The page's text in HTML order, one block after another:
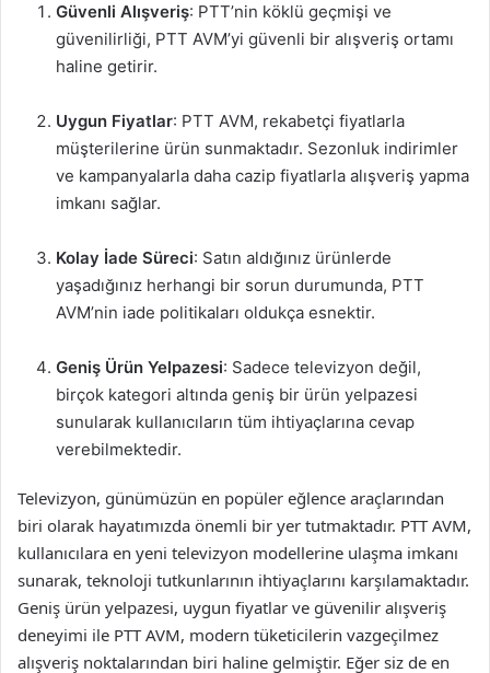
Güvenli Alışveriş: PTT’nin köklü geçmişi ve
güvenilirliği, PTT AVM’yi güvenli bir alışveriş ortamı
haline getirir.
Uygun Fiyatlar: PTT AVM, rekabetçi fiyatlarla
müşterilerine ürün sunmaktadır. Sezonluk indirimler
ve kampanyalarla daha cazip fiyatlarla alışveriş yapma
imkanı sağlar.
Kolay İade Süreci: Satın aldığınız ürünlerde
yaşadığınız herhangi bir sorun durumunda, PTT
AVM’nin iade politikaları oldukça esnektir.
Geniş Ürün Yelpazesi: Sadece televizyon değil,
birçok kategori altında geniş bir ürün yelpazesi
sunularak kullanıcıların tüm ihtiyaçlarına cevap
verebilmektedir.
Televizyon, günümüzün en popüler eğlence araçlarından
biri olarak hayatımızda önemli bir yer tutmaktadır. PTT AVM,
kullanıcılara en yeni televizyon modellerine ulaşma imkanı
sunarak, teknoloji tutkunlarının ihtiyaçlarını karşılamaktadır.
Geniş ürün yelpazesi, uygun fiyatlar ve güvenilir alışveriş
deneyimi ile PTT AVM, modern tüketicilerin vazgeçilmez
alışveriş noktalarından biri haline gelmiştir. Eğer siz de en